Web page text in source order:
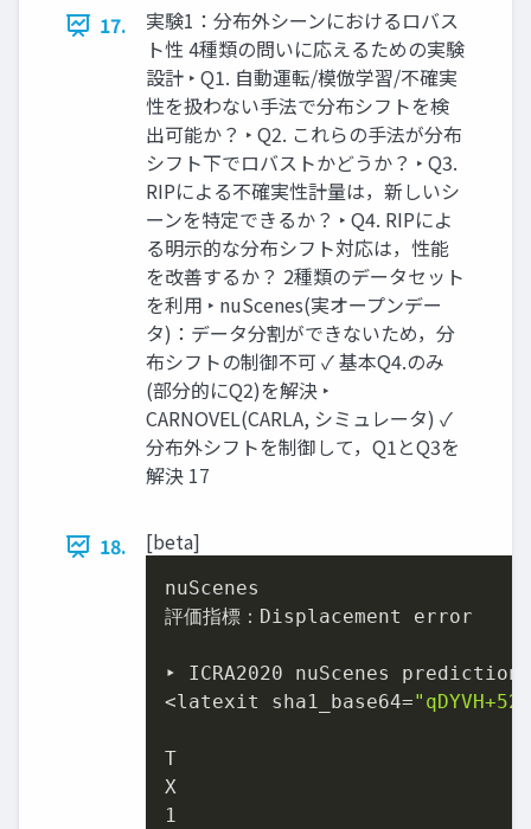
17.
実験1：分布外シーンにおけるロバス
ト性 4種類の問いに応えるための実験
設計 ‣ Q1. 自動運転/模倣学習/不確実
性を扱わない手法で分布シフトを検
出可能か？ ‣ Q2. これらの手法が分布
シフト下でロバストかどうか？ ‣ Q3.
RIPによる不確実性計量は，新しいシ
ーンを特定できるか？ ‣ Q4. RIPによ
る明示的な分布シフト対応は，性能
を改善するか？ 2種類のデータセット
を利用 ‣ nuScenes(実オープンデー
タ)：データ分割ができないため，分
布シフトの制御不可 ✓ 基本Q4.のみ
(部分的にQ2)を解決 ‣
CARNOVEL(CARLA, シミュレータ) ✓
分布外シフトを制御して，Q1とQ3を
解決 17
18. [beta]
nuScenes
評価指標：Displacement error
‣ ICRA2020 nuScenes prediction
<latexit sha1_base64=
T
X
1